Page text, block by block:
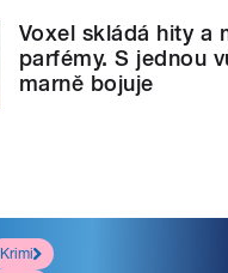
Voxel skládá hity a
parfémy. S jednou
marně bojuje
Krimi